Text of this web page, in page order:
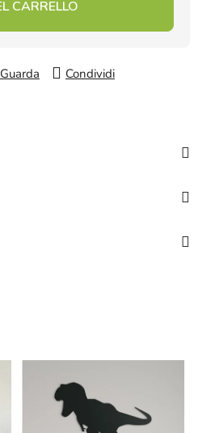
Guarda Condividi